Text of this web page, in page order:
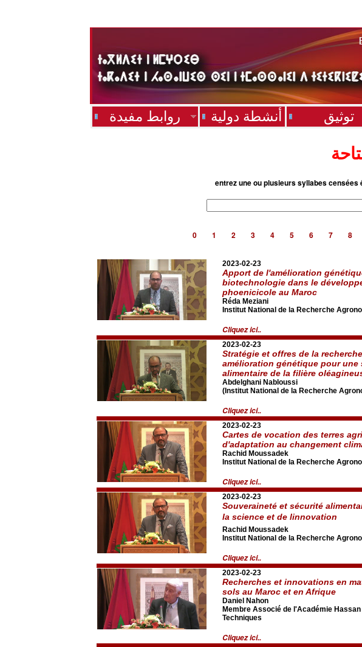
روابط مفيدة أنشطة دولية توثيق
entrez une ou plusieurs syllabes
0 1 2 3 4 5 6 7 8
2023-02-23
Apport de l'amélioration
biotechnologie dans le
phoenicicole au Maroc
Réda Meziani
Institut National de la Recherche
Cliquez ici..
2023-02-23
Stratégie et offres de la
amélioration génétique pour une
alimentaire de la filière
Abdelghani Nabloussi
(Institut National de la Recherche
Cliquez ici..
2023-02-23
Cartes de vocation des terres
d'adaptation au changement
Rachid Moussadek
Institut National de la Recherche
Cliquez ici..
2023-02-23
Souveraineté et sécurité
la science et de linnovation
Rachid Moussadek
Institut National de la Recherche
Cliquez ici..
2023-02-23
Recherches et innovations en
sols au Maroc et en Afrique
Daniel Nahon
Membre Associé de l'Académie
Techniques
Cliquez ici..